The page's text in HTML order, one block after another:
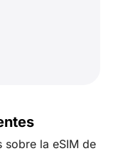
sobre la eSIM de